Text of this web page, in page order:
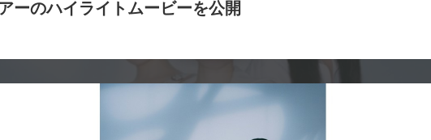
ーのハイライトムービーを公開